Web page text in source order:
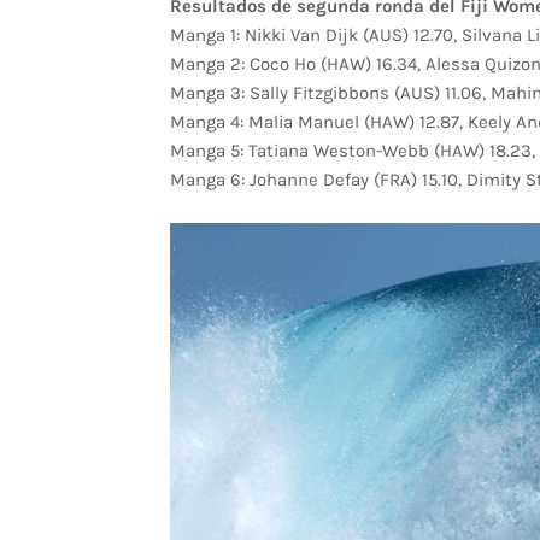
Resultados de segunda ronda del Fiji
Manga 1: Nikki Van Dijk (AUS) 12.70, Silvana
Manga 2: Coco Ho (HAW) 16.34, Alessa
Manga 3: Sally Fitzgibbons (AUS) 11.06,
Manga 4: Malia Manuel (HAW) 12.87, Keely
Manga 5: Tatiana Weston-Webb (HAW) 18.23,
Manga 6: Johanne Defay (FRA) 15.10, Dimity